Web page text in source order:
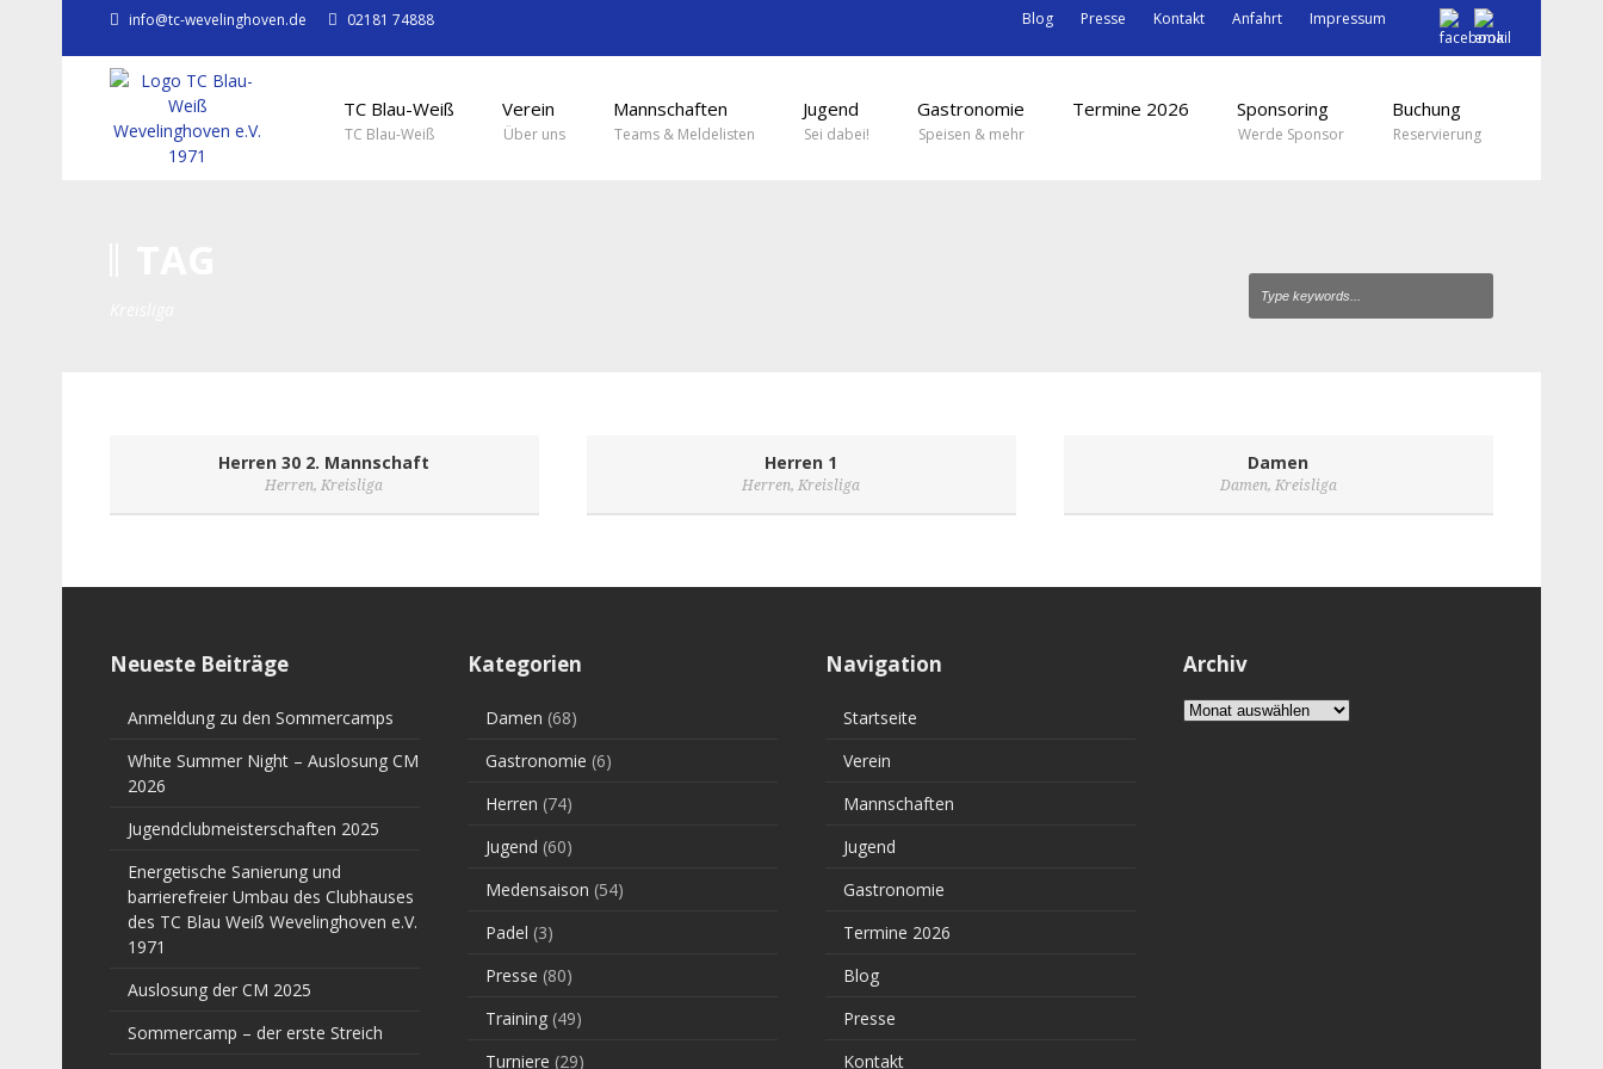
info@tc-wevelinghoven.de 02181 74888 Blog Presse Kontakt Anfahrt Impressum
TC Blau-Weiß
TC Blau-Weiß
Verein
Über uns
Mannschaften
Teams & Meldelisten
Jugend
Sei dabei!
Gastronomie
Speisen & mehr
Termine 2026 Sponsoring
Werde Sponsor
Buchung
Reservierung
Herren 30 2. Mannschaft
Herren,Kreisliga
Herren 1
Herren,Kreisliga
Damen
Damen, Kreisliga
Neueste Beiträge
Anmeldung zu den Sommercamps
White Summer Night – Auslosung CM
2026
Jugendclubmeisterschaften 2025
Energetische Sanierung und
barrierefreier Umbau des Clubhauses
des TC Blau Weiß Wevelinghoven e.V.
1971
Auslosung der CM 2025
Sommercamp – der erste Streich
Kategorien
Damen (68)
Gastronomie (6)
Herren (74)
Jugend (60)
Medensaison (54)
Padel (3)
Presse (80)
Training (49)
Turniere (29)
Navigation
Startseite
Verein
Mannschaften
Jugend
Gastronomie
Termine 2026
Blog
Presse
Kontakt
Archiv
Archiv